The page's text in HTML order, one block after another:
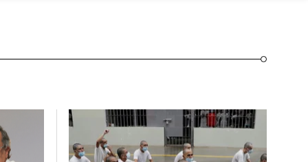
Venezuela Nicolás Maduro